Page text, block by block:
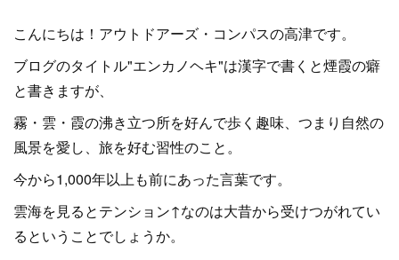
こんにちは！アウトドアーズ・コンパスの高津です。
ブログのタイトル"エンカノヘキ"は漢字で書くと煙霞の癖
と書きますが、
霧・雲・霞の沸き立つ所を好んで歩く趣味、つまり自然の
風景を愛し、旅を好む習性のこと。
今から1,000年以上も前にあった言葉です。
雲海を見るとテンション↑なのは大昔から受けつがれてい
るということでしょうか。